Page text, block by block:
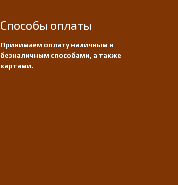
Способы оплаты
Принимаем оплату наличным и
безналичным способами, а также
картами.